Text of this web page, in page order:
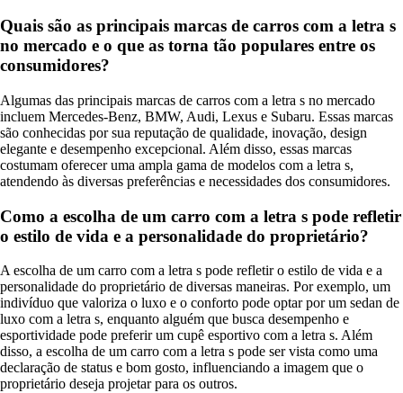
Quais são as principais marcas de carros com a letra s
no mercado e o que as torna tão populares entre os
consumidores?
Algumas das principais marcas de carros com a letra s no mercado
incluem Mercedes-Benz, BMW, Audi, Lexus e Subaru. Essas marcas
são conhecidas por sua reputação de qualidade, inovação, design
elegante e desempenho excepcional. Além disso, essas marcas
costumam oferecer uma ampla gama de modelos com a letra s,
atendendo às diversas preferências e necessidades dos consumidores.
Como a escolha de um carro com a letra s pode refletir
o estilo de vida e a personalidade do proprietário?
A escolha de um carro com a letra s pode refletir o estilo de vida e a
personalidade do proprietário de diversas maneiras. Por exemplo, um
indivíduo que valoriza o luxo e o conforto pode optar por um sedan de
luxo com a letra s, enquanto alguém que busca desempenho e
esportividade pode preferir um cupê esportivo com a letra s. Além
disso, a escolha de um carro com a letra s pode ser vista como uma
declaração de status e bom gosto, influenciando a imagem que o
proprietário deseja projetar para os outros.